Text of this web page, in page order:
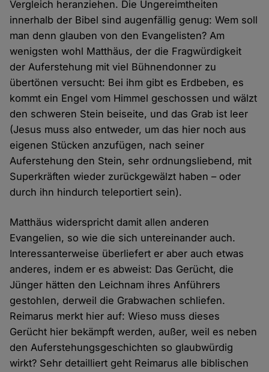
Vergleich heranziehen. Die Ungereimtheiten
innerhalb der Bibel sind augenfällig genug: Wem soll
man denn glauben von den Evangelisten? Am
wenigsten wohl Matthäus, der die Fragwürdigkeit
der Auferstehung mit viel Bühnendonner zu
übertönen versucht: Bei ihm gibt es Erdbeben, es
kommt ein Engel vom Himmel geschossen und wälzt
den schweren Stein beiseite, und das Grab ist leer
(Jesus muss also entweder, um das hier noch aus
eigenen Stücken anzufügen, nach seiner
Auferstehung den Stein, sehr ordnungsliebend, mit
Superkräften wieder zurückgewälzt haben – oder
durch ihn hindurch teleportiert sein).
Matthäus widerspricht damit allen anderen
Evangelien, so wie die sich untereinander auch.
Interessanterweise überliefert er aber auch etwas
anderes, indem er es abweist: Das Gerücht, die
Jünger hätten den Leichnam ihres Anführers
gestohlen, derweil die Grabwachen schliefen.
Reimarus merkt hier auf: Wieso muss dieses
Gerücht hier bekämpft werden, außer, weil es neben
den Auferstehungsgeschichten so glaubwürdig
wirkt? Sehr detailliert geht Reimarus alle biblischen